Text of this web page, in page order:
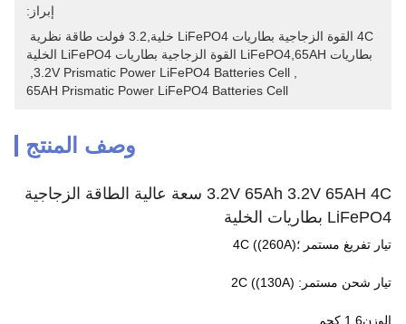
إبراز:
بطاريات LiFePO4,65AH القوة الزجاجية بطاريات LiFePO4 الخلية
3.2V Prismatic Power LiFePO4 Batteries Cell
65AH Prismatic Power LiFePO4 Batteries Cell
وصف المنتج
3.2V 65Ah 3.2V 65AH 4C سعة عالية الطاقة الزجاجية
LiFePO4 بطاريات الخلية
تيار تفريغ مستمر ؛4C ((260A)
تيار شحن مستمر: 2C ((130A)
الوزن1.6 كجم